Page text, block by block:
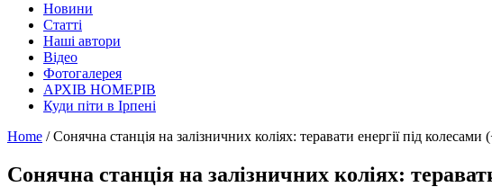
Новини
Статті
Наші автори
Відео
Фотогалерея
АРХІВ НОМЕРІВ
Куди піти в Ірпені
Home / Сонячна станція на залізничних коліях: теравати енергії під
Сонячна станція на залізничних коліях: